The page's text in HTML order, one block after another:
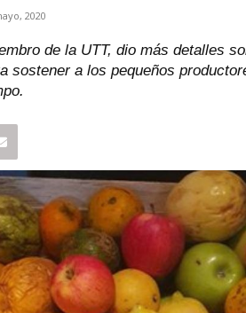
2020
de la UTT, dio más detalles
sostener a los pequeños